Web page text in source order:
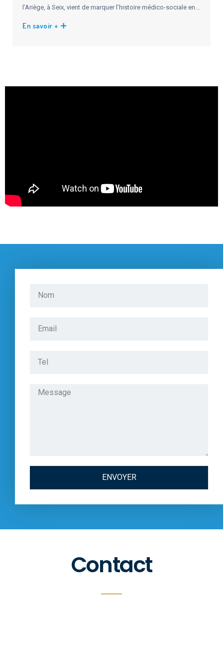
l’Ariège, à Seix, vient de marquer l’histoire médico-sociale en...
En savoir +
ENVOYER
Contact